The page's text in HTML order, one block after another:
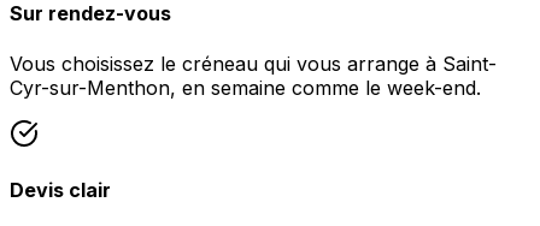
Sur rendez-vous
Vous choisissez le créneau qui vous arrange à Saint-
Cyr-sur-Menthon, en semaine comme le week-end.
Devis clair